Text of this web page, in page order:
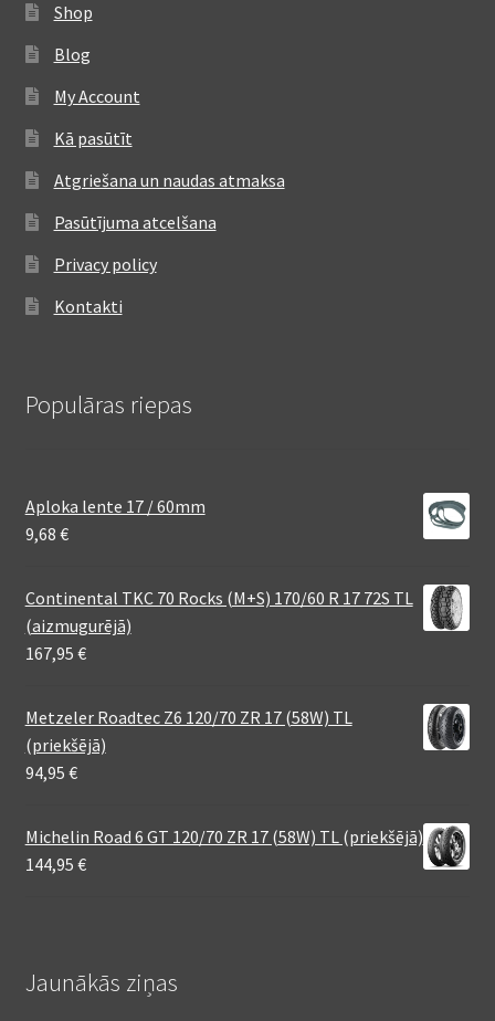
Shop
Blog
My Account
Kā pasūtīt
Atgriešana un naudas atmaksa
Pasūtījuma atcelšana
Privacy policy
Kontakti
Populāras riepas
Aploka lente 17 / 60mm
9,68 €
Continental TKC 70 Rocks (M+S) 170/60 R 17 72S TL
(aizmugurējā)
167,95 €
Metzeler Roadtec Z6 120/70 ZR 17 (58W) TL
(priekšējā)
94,95 €
Michelin Road 6 GT 120/70 ZR 17 (58W) TL (priekšējā)
144,95 €
Jaunākās ziņas